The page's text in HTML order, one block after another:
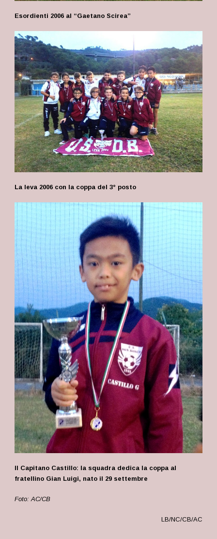
Esordienti 2006 al “Gaetano Scirea”
La leva 2006 con la coppa del 3° posto
Il Capitano Castillo: la squadra dedica la coppa al
fratellino Gian Luigi, nato il 29 settembre
Foto: AC/CB
LB/NC/CB/AC